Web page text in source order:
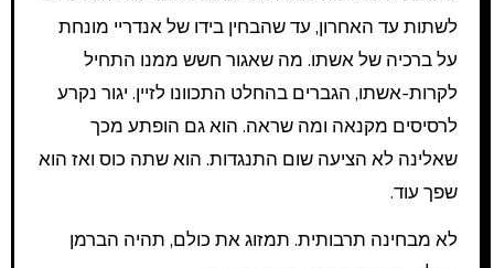
לשתות עד האחרון, עד שהבחין בידו של אנדריי מונחת
על ברכיה של אשתו. מה שאגור חשש ממנו התחיל
לקרות-אשתו, הגברים בהחלט התכוונו לזיין. יגור נקרע
לרסיסים מקנאה ומה שראה. הוא גם הופתע מכך
שאלינה לא הציעה שום התנגדות. הוא שתה כוס ואז הוא
שפך עוד.
לא מבחינה תרבותית. תמזוג את כולם, תהיה הברמן